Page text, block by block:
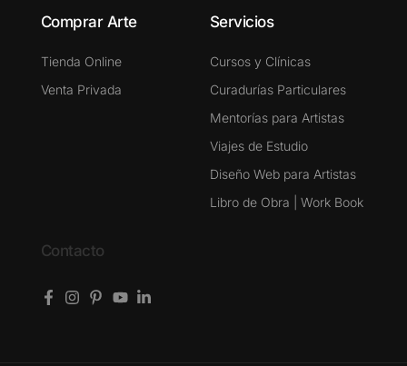
Comprar Arte
Tienda Online
Venta Privada
Servicios
Cursos y Clínicas
Curadurías Particulares
Mentorías para Artistas
Viajes de Estudio
Diseño Web para Artistas
Libro de Obra | Work Book
Contacto